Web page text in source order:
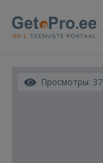
Просмотры: 37